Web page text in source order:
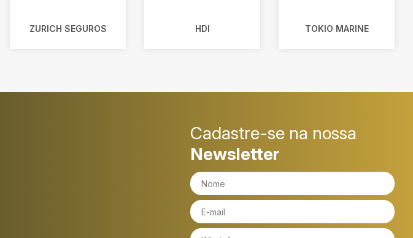
ZURICH SEGUROS HDI TOKIO MARINE
Cadastre-se na nossa
Newsletter